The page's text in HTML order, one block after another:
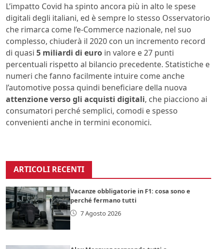
L’impatto Covid ha spinto ancora più in alto le spese
digitali degli italiani, ed è sempre lo stesso Osservatorio
che rimarca come l’e-Commerce nazionale, nel suo
complesso, chiuderà il 2020 con un incremento record
di quasi 5 miliardi di euro in valore e 27 punti
percentuali rispetto al bilancio precedente. Statistiche e
numeri che fanno facilmente intuire come anche
l’automotive possa quindi beneficiare della nuova
attenzione verso gli acquisti digitali, che piacciono ai
consumatori perché semplici, comodi e spesso
convenienti anche in termini economici.
ARTICOLI RECENTI
Vacanze obbligatorie in F1: cosa sono e
perché fermano tutti
7 Agosto 2026